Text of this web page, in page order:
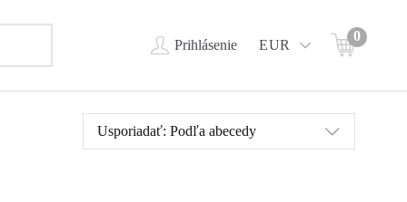
Prihlásenie EUR
0
Usporiadať: Podľa abecedy